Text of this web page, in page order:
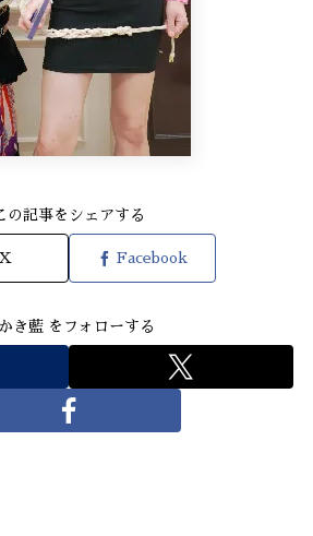
の記事をシェアする
Facebook
き藍 をフォローする